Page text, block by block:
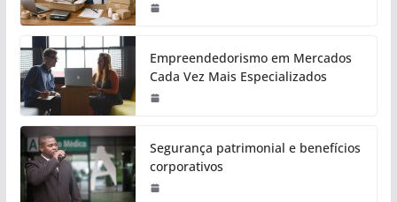
Empreendedorismo em Mercados
Cada Vez Mais Especializados
Segurança patrimonial e benefícios
corporativos